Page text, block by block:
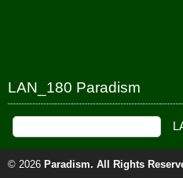
LAN_180 Paradism
© 2026 Paradism. All Rights